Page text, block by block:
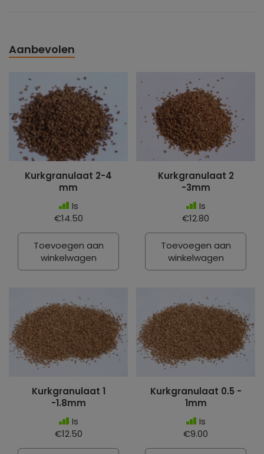
Aanbevolen
Kurkgranulaat 2-4
mm
Is
€14.50
Toevoegen aan
winkelwagen
Kurkgranulaat 2
-3mm
Is
€12.80
Toevoegen aan
winkelwagen
Kurkgranulaat 1
-1.8mm
Is
€12.50
Kurkgranulaat 0.5 -
1mm
Is
€9.00